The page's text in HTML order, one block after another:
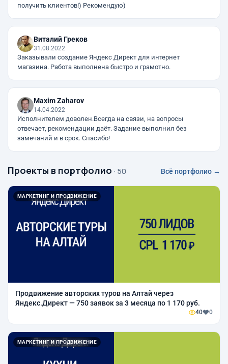
получить клиентов!) Рекомендую)
Виталий Греков
31.08.2022
Заказывали создание Яндекс Директ для интернет
магазина. Работа выполнена быстро и грамотно.
Maxim Zaharov
14.04.2022
Исполнителем доволен.Всегда на связи, на вопросы
отвечает, рекомендации даёт. Задание выполнил без
замечаний и в срок. Спасибо!
Проекты в портфолио · 50 Всё портфолио →
МАРКЕТИНГ И ПРОДВИЖЕНИЕ
Продвижение авторских туров на Алтай через
Яндекс.Директ — 750 заявок за 3 месяца по 1 170 руб.
40 0
МАРКЕТИНГ И ПРОДВИЖЕНИЕ